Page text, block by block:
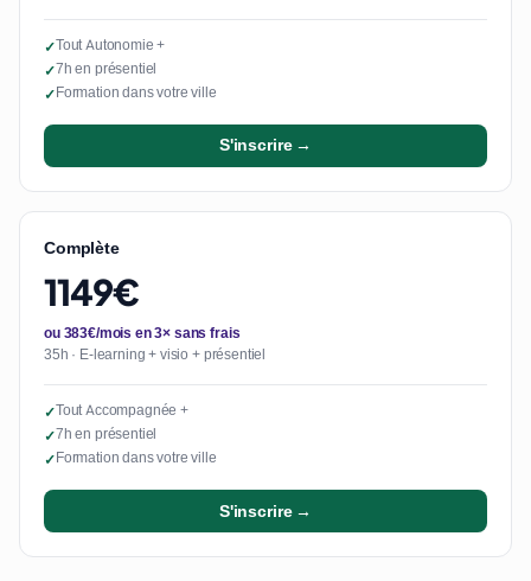
✓Tout Autonomie +
✓7h en présentiel
✓Formation dans votre ville
S'inscrire →
Complète
1149€
ou 383€/mois en 3× sans frais
35h · E-learning + visio + présentiel
✓Tout Accompagnée +
✓7h en présentiel
✓Formation dans votre ville
S'inscrire →